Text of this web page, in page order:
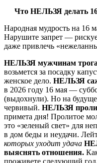
Что НЕЛЬЗЯ делать 16
Народная мудрость на 16
Нарушите запрет —
даже привлечь
НЕЛЬЗЯ мужчинам
возьмется за посадку
женское дело. НЕЛЬЗЯ
в 2026 году 16 мая —
(выдохнули). Но на
червивый. НЕЛЬЗЯ
примета дня! Пролитое
это «зеленый свет» для
в дом беды и неудачи.
которых уходит удача
выяснять отношения.
проживете следующий